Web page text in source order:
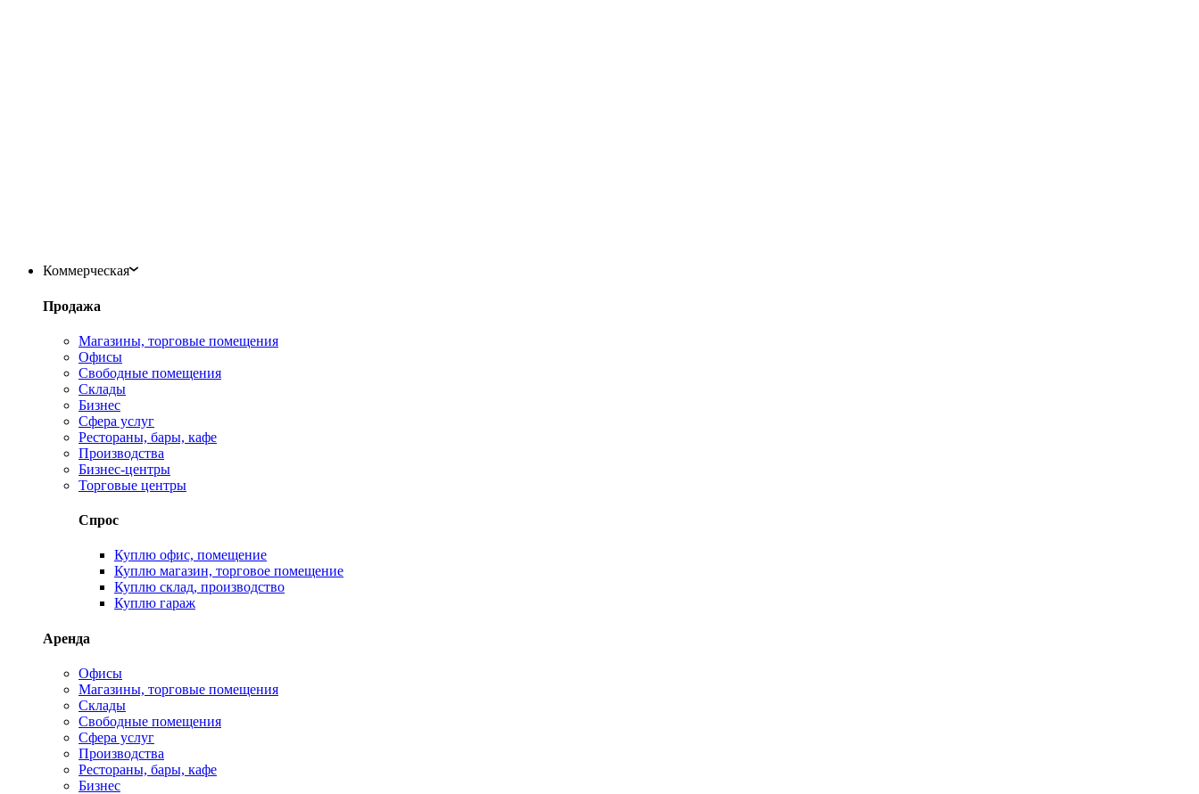
Коммерческая
Продажа
Магазины, торговые помещения
Офисы
Свободные помещения
Склады
Бизнес
Сфера услуг
Рестораны, бары, кафе
Производства
Бизнес-центры
Торговые центры
Спрос
Куплю офис, помещение
Куплю магазин, торговое помещение
Куплю склад, производство
Куплю гараж
Аренда
Офисы
Магазины, торговые помещения
Склады
Свободные помещения
Сфера услуг
Производства
Рестораны, бары, кафе
Бизнес